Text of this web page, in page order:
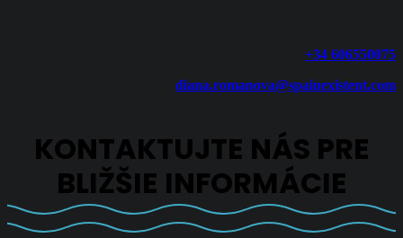
+34 606550075
diana.romanova@spainexistent.com
KONTAKTUJTE NÁS PRE
BLIŽŠIE INFORMÁCIE